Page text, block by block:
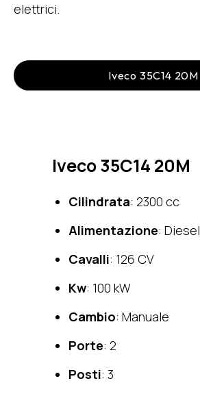
elettrici.
Iveco 35C14 20M
Nissan Cabstar 21M
Piaf 1000R - Rosso
Piaf 1000R - Blu
Iveco 35C14 20M
Cilindrata: 2300 cc
Alimentazione: Diesel
Cavalli: 126 CV
Kw: 100 kW
Cambio: Manuale
Porte: 2
Posti: 3